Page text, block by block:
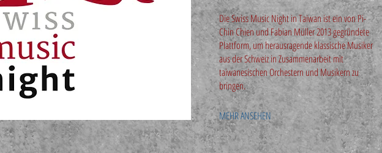
Die Swiss Music Night in Taiwan ist ein von Pi-
Chin Chien und Fabian Müller 2013 gegründete
Plattform, um herausragende klassische Musiker
aus der Schweiz in Zusammenarbeit mit
taiwanesischen Orchestern und Musikern zu
bringen.
MEHR ANSEHEN